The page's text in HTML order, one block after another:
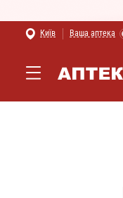
Київ Ваша аптека